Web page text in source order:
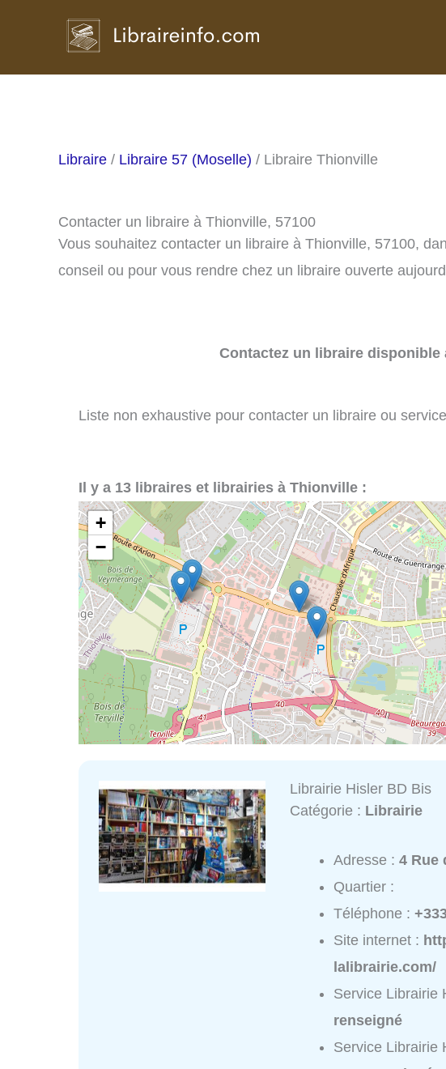
Libraire / Libraire 57 (Moselle) / Libraire Thionville
Contacter un libraire à Thionville, 57100
Vous souhaitez contacter un libraire à Thionville, 57100,
conseil ou pour vous rendre chez un libraire ouverte
Contactez un libraire disponible
Liste non exhaustive pour contacter un libraire ou
Il y a 13 libraires et librairies à Thionville :
+
−
Librairie Hisler BD Bis
Catégorie : Librairie
Adresse :4 Rue
Quartier :
Téléphone :
Site internet :
lalibrairie.com/
Service Librairie
renseigné
Service Librairie